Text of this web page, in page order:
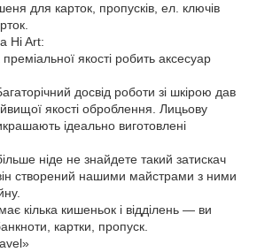
для карток, пропусків, ел. ключів
Hi Art:
преміальної якості робить аксесуар
досвід роботи зі шкірою дав
якості оброблення. Лицьову
ідеально виготовлені
ніде не знайдете такий затискач
створений нашими майстрами з ними
кілька кишеньок і відділень — ви
картки, пропуск.